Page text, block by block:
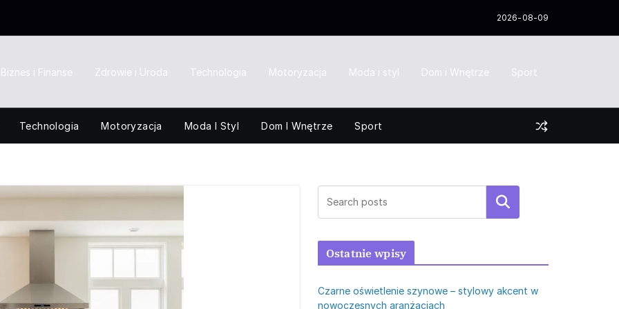
2026-08-09
Biznes i Finanse Zdrowie i Uroda Technologia Motoryzacja Moda i styl Dom i Wnętrze Sport
Technologia Motoryzacja Moda I Styl Dom I Wnętrze Sport
Szukaj
Ostatnie wpisy
Czarne oświetlenie szynowe – stylowy akcent w
nowoczesnych aranżacjach